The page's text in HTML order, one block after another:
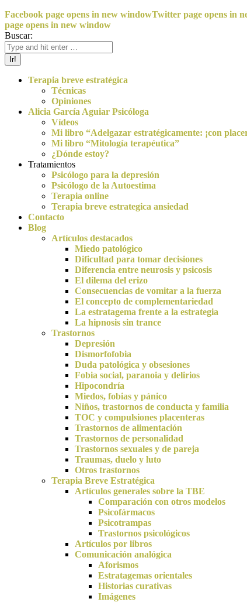
Facebook page opens in new windowTwitter page opens in
page opens in new window
Buscar:
Terapia breve estratégica
Técnicas
Opiniones
Alicia García Aguiar Psicóloga
Vídeos
Mi libro “Adelgazar estratégicamente: ¡con
Mi libro “Mitología terapéutica”
¿Dónde estoy?
Tratamientos
Psicólogo para la depresión
Psicólogo de la Autoestima
Terapia online
Terapia breve estrategica ansiedad
Contacto
Blog
Artículos destacados
Miedo patológico
Dificultad para tomar decisiones
Diferencia entre neurosis y psicosis
El dilema del erizo
Consecuencias de vomitar a la fuerza
El concepto de complementariedad
La estratagema frente a la estrategia
La hipnosis sin trance
Trastornos
Depresión
Dismorfofobia
Duda patológica y obsesiones
Fobia social, paranoia y delirios
Hipocondría
Miedos, fobias y pánico
Niños, trastornos de conducta y familia
TOC y compulsiones placenteras
Trastornos de alimentación
Trastornos de personalidad
Trastornos sexuales y de pareja
Traumas, duelo y luto
Otros trastornos
Terapia Breve Estratégica
Artículos generales sobre la TBE
Comparación con otros modelos
Psicofármacos
Psicotrampas
Trastornos psicológicos
Artículos por libros
Comunicación analógica
Aforismos
Estratagemas orientales
Historias curativas
Imágenes